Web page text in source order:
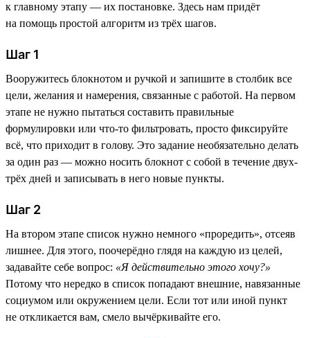
к главному этапу — их постановке. Здесь нам придёт
на помощь простой алгоритм из трёх шагов.
Шаг 1
Вооружитесь блокнотом и ручкой и запишите в столбик все
цели, желания и намерения, связанные с работой. На первом
этапе не нужно пытаться составить правильные
формулировки или что-то фильтровать, просто фиксируйте
всё, что приходит в голову. Это задание необязательно делать
за один раз — можно носить блокнот с собой в течение двух-
трёх дней и записывать в него новые пункты.
Шаг 2
На втором этапе список нужно немного «проредить», отсеяв
лишнее. Для этого, поочерёдно глядя на каждую из целей,
задавайте себе вопрос: «Я действительно этого хочу?»
Потому что нередко в список попадают внешние, навязанные
социумом или окружением цели. Если тот или иной пункт
не откликается вам, смело вычёркивайте его.